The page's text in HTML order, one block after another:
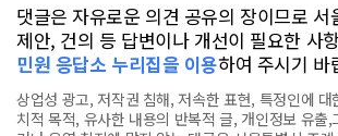
댓글은 자유로운 의견 공유의 장이므로 서
제안, 건의 등 답변이나 개선이 필요한 사
민원 응답소 누리집을 이용하여 주시기 바
상업성 광고, 저작권 침해, 저속한 표현, 특정인에 대
치적 목적, 유사한 내용의 반복적 글, 개인정보 유출